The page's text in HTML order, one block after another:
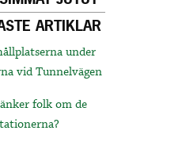
ARTIKLAR
under
vid Tunnelvägen
folk om de